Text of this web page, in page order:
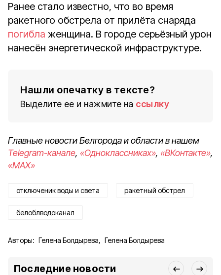
Ранее стало известно, что во время
ракетного обстрела от прилëта снаряда
погибла женщина. В городе серьёзный урон
нанесëн энергетической инфраструктуре.
Нашли опечатку в тексте?
Выделите ее и нажмите на ссылку
Главные новости Белгорода и области в нашем
Telegram-канале, «Одноклассниках», «ВКонтакте»,
«MAX»
отключеник воды и света ракетный обстрел
белоблводоканал
Авторы: Гелена Болдырева, Гелена Болдырева
Последние новости